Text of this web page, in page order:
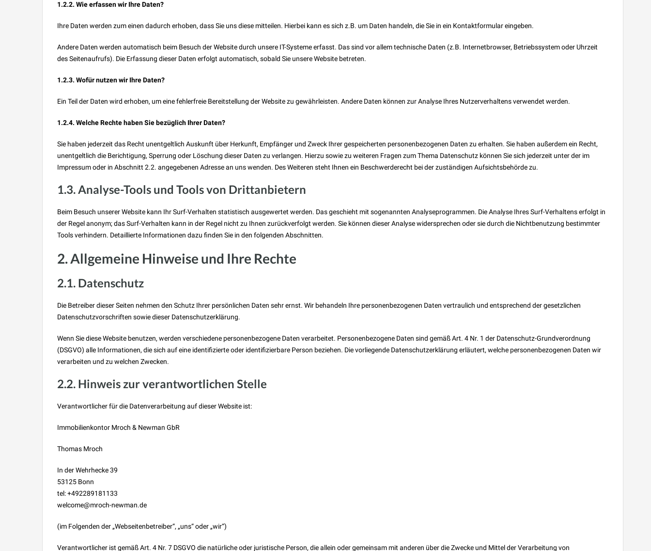
1.2.2. Wie erfassen wir Ihre Daten?
Ihre Daten werden zum einen dadurch erhoben, dass Sie uns diese mitteilen. Hierbei kann es sich z.B. um Daten handeln, die Sie in ein Kontaktformular eingeben.
Andere Daten werden automatisch beim Besuch der Website durch unsere IT-Systeme erfasst. Das sind vor allem technische Daten (z.B. Internetbrowser, Betriebssystem oder Uhrzeit
des Seitenaufrufs). Die Erfassung dieser Daten erfolgt automatisch, sobald Sie unsere Website betreten.
1.2.3. Wofür nutzen wir Ihre Daten?
Ein Teil der Daten wird erhoben, um eine fehlerfreie Bereitstellung der Website zu gewährleisten. Andere Daten können zur Analyse Ihres Nutzerverhaltens verwendet werden.
1.2.4. Welche Rechte haben Sie bezüglich Ihrer Daten?
Sie haben jederzeit das Recht unentgeltlich Auskunft über Herkunft, Empfänger und Zweck Ihrer gespeicherten personenbezogenen Daten zu erhalten. Sie haben außerdem ein Recht,
unentgeltlich die Berichtigung, Sperrung oder Löschung dieser Daten zu verlangen. Hierzu sowie zu weiteren Fragen zum Thema Datenschutz können Sie sich jederzeit unter der im
Impressum oder in Abschnitt 2.2. angegebenen Adresse an uns wenden. Des Weiteren steht Ihnen ein Beschwerderecht bei der zuständigen Aufsichtsbehörde zu.
1.3. Analyse-Tools und Tools von Drittanbietern
Beim Besuch unserer Website kann Ihr Surf-Verhalten statistisch ausgewertet werden. Das geschieht mit sogenannten Analyseprogrammen. Die Analyse Ihres Surf-Verhaltens erfolgt in
der Regel anonym; das Surf-Verhalten kann in der Regel nicht zu Ihnen zurückverfolgt werden. Sie können dieser Analyse widersprechen oder sie durch die Nichtbenutzung bestimmter
Tools verhindern. Detaillierte Informationen dazu finden Sie in den folgenden Abschnitten.
2. Allgemeine Hinweise und Ihre Rechte
2.1. Datenschutz
Die Betreiber dieser Seiten nehmen den Schutz Ihrer persönlichen Daten sehr ernst. Wir behandeln Ihre personenbezogenen Daten vertraulich und entsprechend der gesetzlichen
Datenschutzvorschriften sowie dieser Datenschutzerklärung.
Wenn Sie diese Website benutzen, werden verschiedene personenbezogene Daten verarbeitet. Personenbezogene Daten sind gemäß Art. 4 Nr. 1 der Datenschutz-Grundverordnung
(DSGVO) alle Informationen, die sich auf eine identifizierte oder identifizierbare Person beziehen. Die vorliegende Datenschutzerklärung erläutert, welche personenbezogenen Daten wir
verarbeiten und zu welchen Zwecken.
2.2. Hinweis zur verantwortlichen Stelle
Verantwortlicher für die Datenverarbeitung auf dieser Website ist:
Immobilienkontor Mroch & Newman GbR
Thomas Mroch
In der Wehrhecke 39
53125 Bonn
tel: +492289181133
welcome@mroch-newman.de
(im Folgenden der „Webseitenbetreiber“, „uns“ oder „wir“)
Verantwortlicher ist gemäß Art. 4 Nr. 7 DSGVO die natürliche oder juristische Person, die allein oder gemeinsam mit anderen über die Zwecke und Mittel der Verarbeitung von